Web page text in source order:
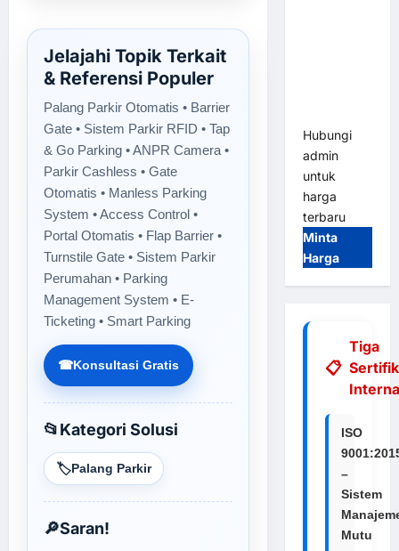
Jelajahi Topik Terkait
& Referensi Populer
Palang Parkir Otomatis • Barrier
Gate • Sistem Parkir RFID • Tap
& Go Parking • ANPR Camera •
Parkir Cashless • Gate
Otomatis • Manless Parking
System • Access Control •
Portal Otomatis • Flap Barrier •
Turnstile Gate • Sistem Parkir
Perumahan • Parking
Management System • E-
Ticketing • Smart Parking
☎Konsultasi Gratis
📂Kategori Solusi
🏷️Palang Parkir
🔎Saran!
Hubungi
admin
untuk
harga
terbaru
Minta
Harga
Tiga
ISO
–
Sistem
Mutu